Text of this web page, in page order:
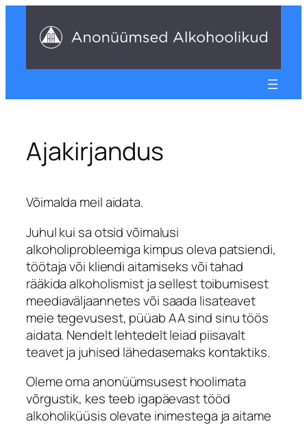
juurde
Ajakirjandus
Võimalda meil aidata.
Juhul kui sa otsid võimalusi
alkoholiprobleemiga kimpus oleva patsiendi,
töötaja või kliendi aitamiseks või tahad
rääkida alkoholismist ja sellest toibumisest
meediaväljaannetes või saada lisateavet
meie tegevusest, püüab AA sind sinu töös
aidata. Nendelt lehtedelt leiad piisavalt
teavet ja juhised lähedasemaks kontaktiks.
Oleme oma anonüümsusest hoolimata
võrgustik, kes teeb igapäevast tööd
alkoholiküüsis olevate inimestega ja aitame